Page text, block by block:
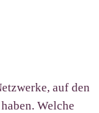
auf den
Welche